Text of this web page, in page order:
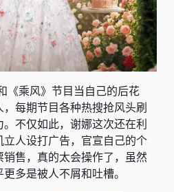
《乘风》节目当自己的后花
每期节目各种热搜抢风头刷
不仅如此，谢娜这次还在利
人设打广告，官宣自己的个
售，真的太会操作了，虽然
多是被人不屑和吐槽。